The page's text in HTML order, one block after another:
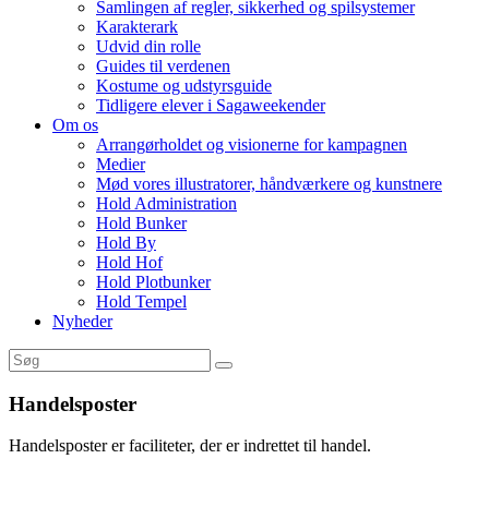
Samlingen af regler, sikkerhed og spilsystemer
Karakterark
Udvid din rolle
Guides til verdenen
Kostume og udstyrsguide
Tidligere elever i Sagaweekender
Om os
Arrangørholdet og visionerne for kampagnen
Medier
Mød vores illustratorer, håndværkere og kunstnere
Hold Administration
Hold Bunker
Hold By
Hold Hof
Hold Plotbunker
Hold Tempel
Nyheder
Handelsposter
Handelsposter er faciliteter, der er indrettet til handel.